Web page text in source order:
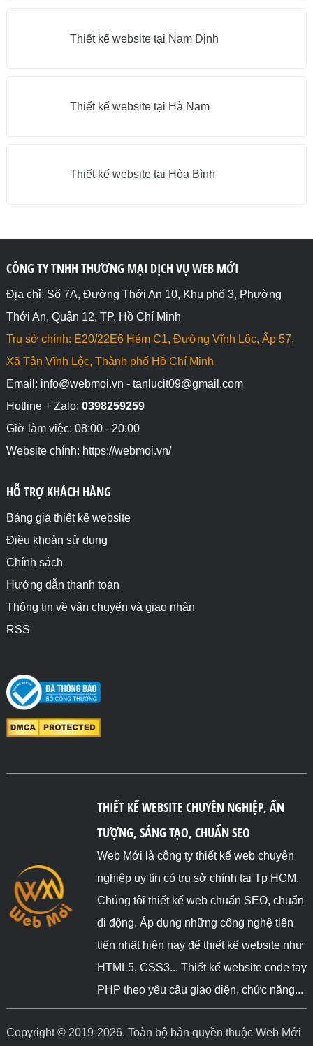
Thiết kế website tại Nam Định
Thiết kế website tại Hà Nam
Thiết kế website tại Hòa Bình
CÔNG TY TNHH THƯƠNG MẠI DỊCH VỤ WEB MỚI
Địa chỉ: Số 7A, Đường Thới An 10, Khu phố 3, Phường
Thới An, Quận 12, TP. Hồ Chí Minh
Trụ sở chính: E20/22E6 Hẻm C1, Đường Vĩnh Lộc, Ấp 57,
Xã Tân Vĩnh Lộc, Thành phố Hồ Chí Minh
Email: info@webmoi.vn - tanlucit09@gmail.com
Hotline + Zalo: 0398259259
Giờ làm việc: 08:00 - 20:00
Website chính: https://webmoi.vn/
HỖ TRỢ KHÁCH HÀNG
Bảng giá thiết kế website
Điều khoản sử dụng
Chính sách
Hướng dẫn thanh toán
Thông tin về vận chuyển và giao nhận
RSS
THIẾT KẾ WEBSITE CHUYÊN NGHIỆP, ẤN
TƯỢNG, SÁNG TẠO, CHUẨN SEO
Web Mới là công ty thiết kế web chuyên
nghiệp uy tín có trụ sở chính tại Tp HCM.
Chúng tôi thiết kế web chuẩn SEO, chuẩn
di động. Áp dụng những công nghệ tiên
tiến nhất hiện nay để thiết kế website như
HTML5, CSS3... Thiết kế website code tay
PHP theo yêu cầu giao diện, chức năng...
Copyright © 2019-2026. Toàn bộ bản quyền thuộc Web Mới